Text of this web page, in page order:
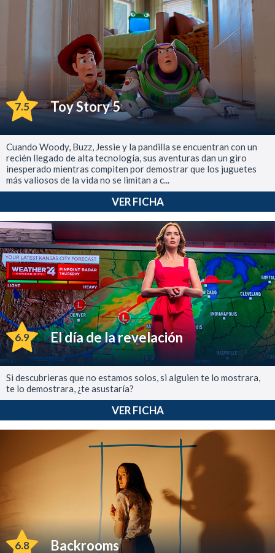
7.5 Toy Story 5
Cuando Woody, Buzz, Jessie y la pandilla se encuentran con un
recién llegado de alta tecnología, sus aventuras dan un giro
inesperado mientras compiten por demostrar que los juguetes
más valiosos de la vida no se limitan a c...
VER FICHA
6.9 El día de la revelación
Si descubrieras que no estamos solos, si alguien te lo mostrara,
te lo demostrara, ¿te asustaría?
VER FICHA
6.8 Backrooms